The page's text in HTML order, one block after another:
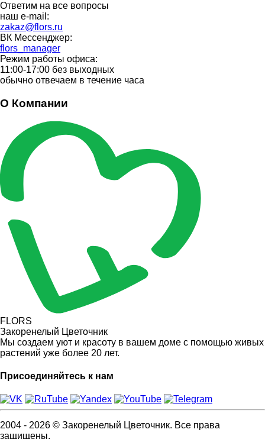
Ответим на все вопросы
наш e-mail:
zakaz@flors.ru
ВК Мессенджер:
flors_manager
Режим работы офиса:
11:00-17:00 без выходных
обычно отвечаем в течение часа
О Компании
FLORS
Закоренелый Цветочник
Мы создаем уют и красоту в вашем доме с помощью живых
растений уже более 20 лет.
Присоединяйтесь к нам
2004 - 2026 © Закоренелый Цветочник. Все права
защищены.